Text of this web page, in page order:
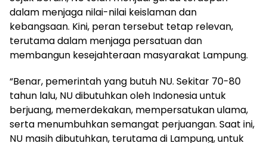
dalam menjaga nilai-nilai keislaman dan
kebangsaan. Kini, peran tersebut tetap relevan,
terutama dalam menjaga persatuan dan
membangun kesejahteraan masyarakat Lampung.
“Benar, pemerintah yang butuh NU. Sekitar 70-80
tahun lalu, NU dibutuhkan oleh Indonesia untuk
berjuang, memerdekakan, mempersatukan ulama,
serta menumbuhkan semangat perjuangan. Saat ini,
NU masih dibutuhkan, terutama di Lampung, untuk